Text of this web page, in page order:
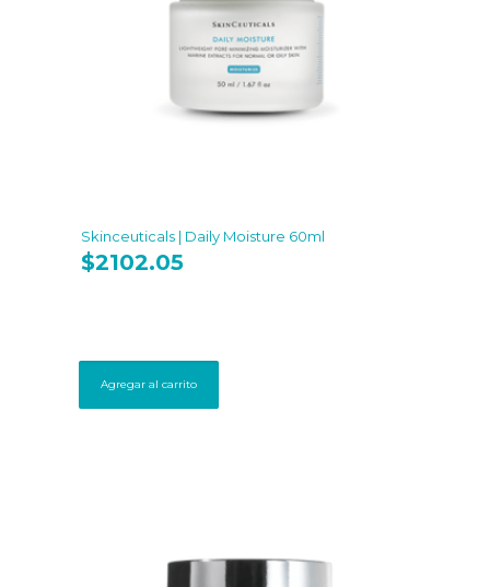
Skinceuticals | Daily Moisture 60ml
$2102.05
Agregar al carrito